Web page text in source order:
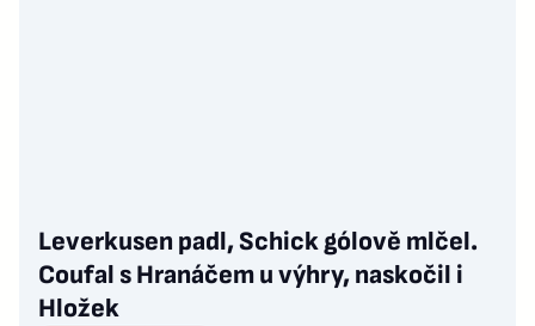
Leverkusen padl, Schick gólově mlčel.
Coufal s Hranáčem u výhry, naskočil i
Hložek